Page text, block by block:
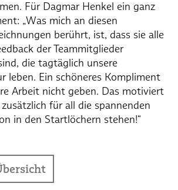
Für Dagmar Henkel ein ganz
„Was mich an diesen
berührt, ist, dass sie alle
der Teammitglieder
die tagtäglich unsere
leben. Ein schöneres Kompliment
Arbeit nicht geben. Das motiviert
für all die spannenden
in den Startlöchern stehen!“